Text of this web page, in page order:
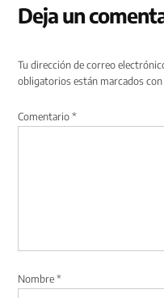
Deja un
Tu dirección de correo
obligatorios están marcados
Comentario*
Nombre*